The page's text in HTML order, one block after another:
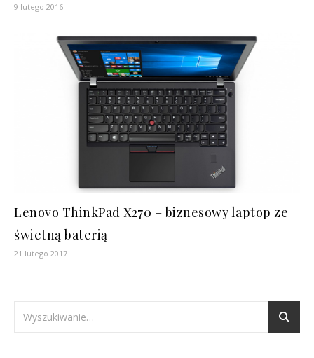
9 lutego 2016
Lenovo ThinkPad X270 – biznesowy laptop ze
świetną baterią
21 lutego 2017